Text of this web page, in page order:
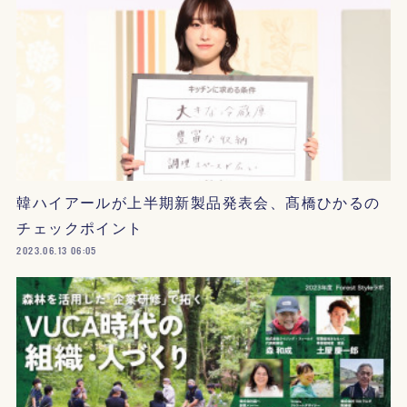
韓ハイアールが上半期新製品発表会、髙橋ひかるの
チェックポイント
2023.06.13 06:05